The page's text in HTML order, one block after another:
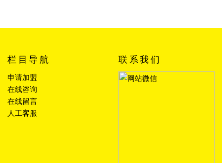
栏目导航
申请加盟
在线咨询
在线留言
人工客服
联系我们